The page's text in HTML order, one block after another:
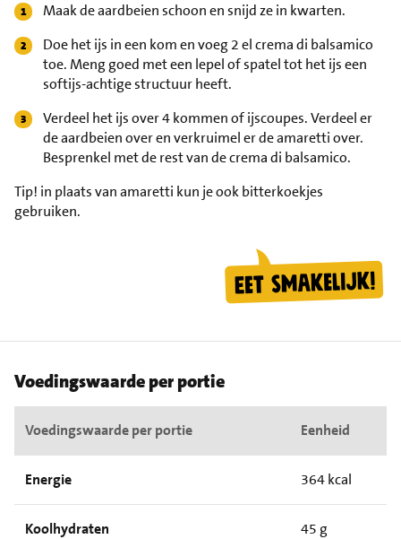
Maak de aardbeien schoon en snijd ze in kwarten.
Doe het ijs in een kom en voeg 2 el crema di balsamico
toe. Meng goed met een lepel of spatel tot het ijs een
softijs-achtige structuur heeft.
Verdeel het ijs over 4 kommen of ijscoupes. Verdeel er
de aardbeien over en verkruimel er de amaretti over.
Besprenkel met de rest van de crema di balsamico.
Tip! in plaats van amaretti kun je ook bitterkoekjes
gebruiken.
Voedingswaarde per portie
Voedingswaarde per portie Eenheid
Energie 364 kcal
Koolhydraten 45 g